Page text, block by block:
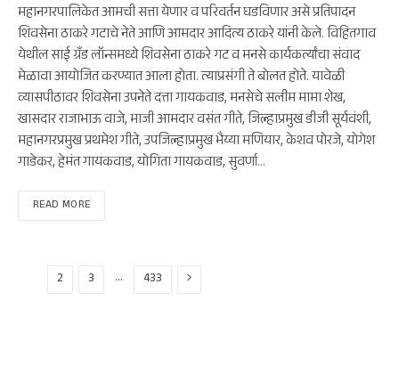
महानगरपालिकेत आमची सत्ता येणार व परिवर्तन घडविणार असे प्रतिपादन
शिवसेना ठाकरे गटाचे नेते आणि आमदार आदित्य ठाकरे यांनी केले. विहितगाव
येथील साई ग्रँड लॉन्समध्ये शिवसेना ठाकरे गट व मनसे कार्यकर्त्यांचा संवाद
मेळावा आयोजित करण्यात आला होता. त्याप्रसंगी ते बोलत होते. यावेळी
व्यासपीठावर शिवसेना उपनेते दत्ता गायकवाड, मनसेचे सलीम मामा शेख,
खासदार राजाभाऊ वाजे, माजी आमदार वसंत गीते, जिल्हाप्रमुख डीजी सूर्यवंशी,
महानगरप्रमुख प्रथमेश गीते, उपजिल्हाप्रमुख भैय्या मणियार, केशव पोरजे, योगेश
गाडेकर, हेमंत गायकवाड, योगिता गायकवाड, सुवर्णा…
READ MORE
2 3 … 433 Next